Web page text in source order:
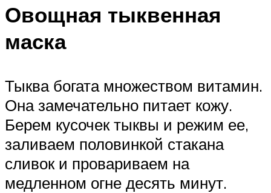
Овощная тыквенная
маска
Тыква богата множеством витамин.
Она замечательно питает кожу.
Берем кусочек тыквы и режим ее,
заливаем половинкой стакана
сливок и провариваем на
медленном огне десять минут.